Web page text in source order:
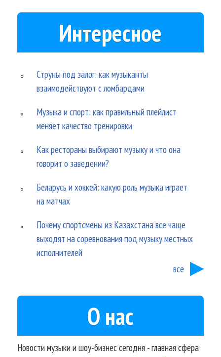
Интересное
Струны под залог: как музыканты
взаимодействуют с ломбардами
Музыка и спорт: как правильный плейлист
меняет качество тренировки
Как рестораны выбирают музыку и что она
говорит о заведении?
Беларусь и хоккей: какую роль музыка играет
на матчах
Почему спортсмены из Казахстана все чаще
выходят на соревнования под музыку местных
исполнителей
все
О нас
Новости музыки и шоу-бизнес сегодня - главная сфера